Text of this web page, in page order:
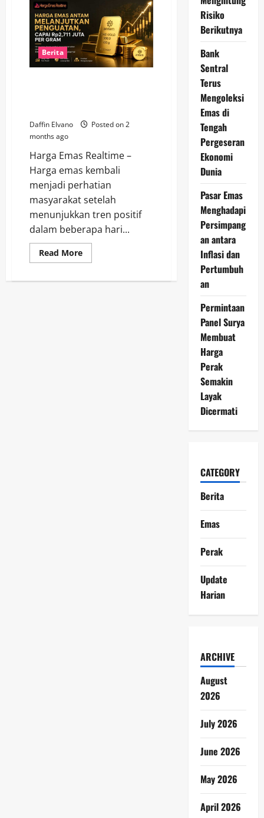
Ini
13
Juni
2026
Naik,
Momentum
Penguatan
Berita
Daffin Elvano
Posted on 2
months ago
Harga Emas Realtime –
Harga emas kembali
menjadi perhatian
masyarakat setelah
menunjukkan tren positif
dalam beberapa hari...
Read MoreRead
more
Emas
Risiko
Berikutnya
Bank
Sentral
Terus
Mengoleksi
Emas di
Tengah
Pergeseran
Ekonomi
Dunia
Pasar Emas
Menghadapi
Persimpang
an antara
Inflasi dan
Pertumbuh
an
Permintaan
Panel Surya
Membuat
Harga
Perak
Semakin
Layak
Dicermati
CATEGORY
Berita
Emas
Perak
Update
Harian
ARCHIVE
August
2026
July 2026
June 2026
May 2026
April 2026